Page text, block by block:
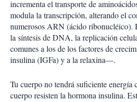
i
r
incrementa el transporte de
modula la transcripción, alterando el
numerosos ARN (ácido ribonucléico).
la síntesis de DNA, la replicación
comunes a los de los factores de
insulina (IGFa) y a la relaxina—.
Tu cuerpo no tendrá suficiente energía
cuerpo resisten la hormona insulina.